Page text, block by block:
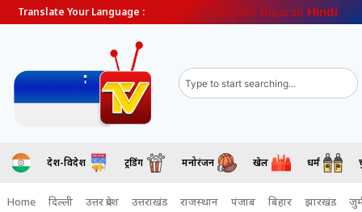
Translate Your Language : English Gujarati Hindi
देश-विदेश ट्रेंडिंग मनोरंजन खेल धर्म
Home दिल्ली उत्तर प्रदेश उत्तराखंड राजस्थान पंजाब बिहार झारखंड